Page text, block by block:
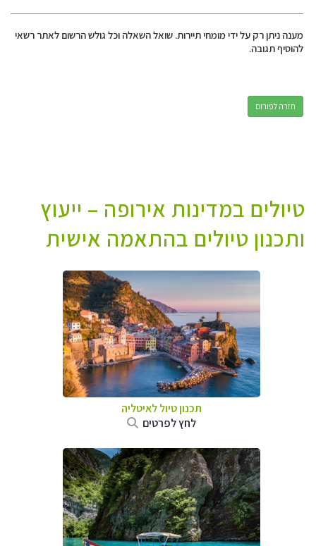
מענה ניתן רק על ידי מומחי תיירות. שואל השאלה וכל גולש הרשום לאתר רשאי
להוסיף תגובה.
חזרה לפורום
טיולים במדינות אירופה – ייעוץ
ותכנון טיולים בהתאמה אישית
תכנון טיול לאיטליה
לחץ לפרטים